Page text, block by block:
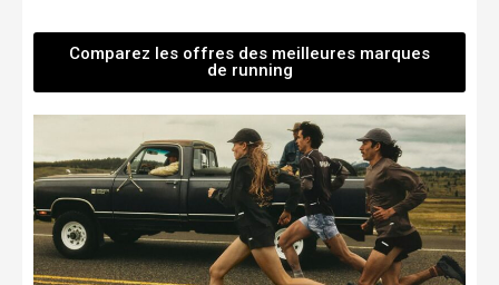
Comparez les offres des meilleures marques
de running